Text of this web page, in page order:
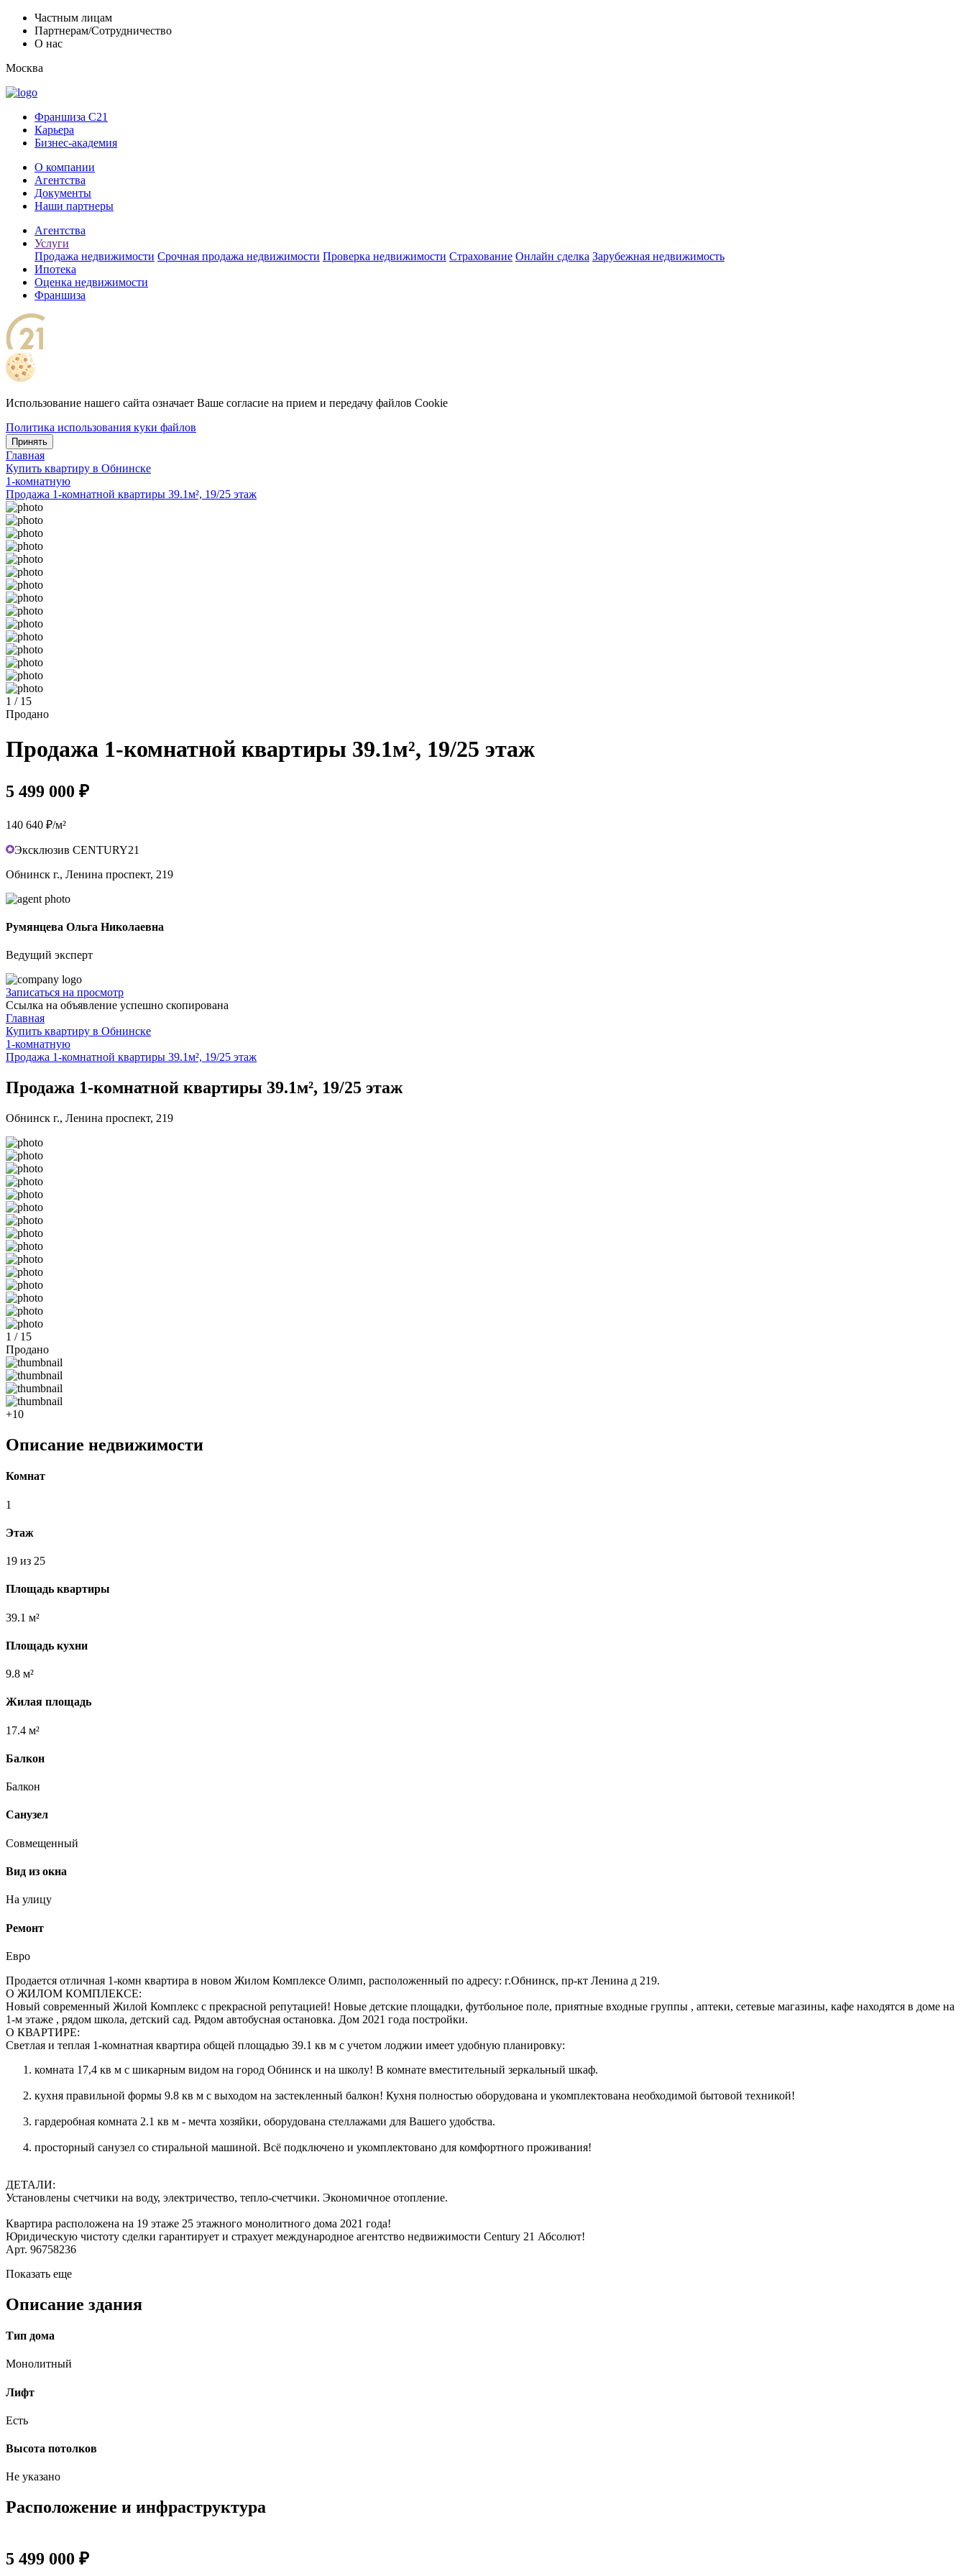
Частным лицам
Партнерам/Сотрудничество
О нас
Москва
Франшиза C21
Карьера
Бизнес-академия
О компании
Агентства
Документы
Наши партнеры
Агентства
Услуги
Продажа недвижимости Срочная продажа недвижимости Проверка недвижимости Страхование Онлайн сделка Зарубежная недвижимость
Ипотека
Оценка недвижимости
Франшиза
Использование нашего сайта означает Ваше согласие на прием и передачу файлов Cookie
Политика использования куки файлов
Принять
Главная
Купить квартиру в Обнинске
1-комнатную
Продажа 1-комнатной квартиры 39.1м², 19/25 этаж
1 / 15
Продано
Продажа 1-комнатной квартиры 39.1м², 19/25 этаж
5 499 000 ₽
140 640 ₽/м²
Эксклюзив CENTURY21
Обнинск г., Ленина проспект, 219
Румянцева Ольга Николаевна
Ведущий эксперт
Записаться на просмотр
Ссылка на объявление успешно скопирована
Главная
Купить квартиру в Обнинске
1-комнатную
Продажа 1-комнатной квартиры 39.1м², 19/25 этаж
Продажа 1-комнатной квартиры 39.1м², 19/25 этаж
Обнинск г., Ленина проспект, 219
1 / 15
Продано
+10
Описание недвижимости
Комнат
1
Этаж
19 из 25
Площадь квартиры
39.1 м²
Площадь кухни
9.8 м²
Жилая площадь
17.4 м²
Балкон
Балкон
Санузел
Совмещенный
Вид из окна
На улицу
Ремонт
Евро
Продается отличная 1-комн квартира в новом Жилом Комплексе Олимп, расположенный по адресу: г.Обнинск, пр-кт Ленина д 219.
О ЖИЛОМ КОМПЛЕКСЕ:
Новый современный Жилой Комплекс с прекрасной репутацией! Новые детские площадки, футбольное поле, приятные входные группы , аптеки, сетевые магазины, кафе находятся в доме на
1-м этаже , рядом школа, детский сад. Рядом автобусная остановка. Дом 2021 года постройки.
О КВАРТИРЕ:
Светлая и теплая 1-комнатная квартира общей площадью 39.1 кв м с учетом лоджии имеет удобную планировку:
комната 17,4 кв м с шикарным видом на город Обнинск и на школу! В комнате вместительный зеркальный шкаф.
кухня правильной формы 9.8 кв м с выходом на застекленный балкон! Кухня полностью оборудована и укомплектована необходимой бытовой техникой!
гардеробная комната 2.1 кв м - мечта хозяйки, оборудована стеллажами для Вашего удобства.
просторный санузел со стиральной машиной. Всё подключено и укомплектовано для комфортного проживания!
ДЕТАЛИ:
Установлены счетчики на воду, электричество, тепло-счетчики. Экономичное отопление.
Квартира расположена на 19 этаже 25 этажного монолитного дома 2021 года!
Юридическую чистоту сделки гарантирует и страхует международное агентство недвижимости Сеntury 21 Абсолют!
Арт. 96758236
Показать еще
Описание здания
Тип дома
Монолитный
Лифт
Есть
Высота потолков
Не указано
Расположение и инфраструктура
5 499 000 ₽